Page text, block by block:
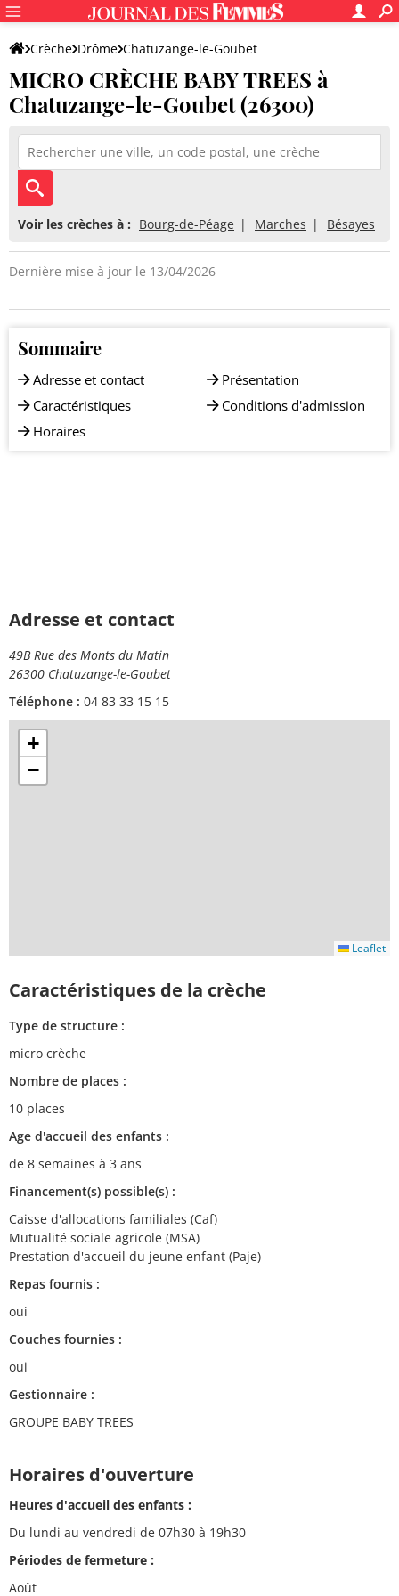
Crèche Drôme Chatuzange-le-Goubet
MICRO CRÈCHE BABY TREES
MICRO CRÈCHE BABY TREES à
Chatuzange-le-Goubet (26300)
Voir les crèches à : Bourg-de-Péage Marches Bésayes
Dernière mise à jour le 13/04/2026
Sommaire
Adresse et contact
Caractéristiques
Horaires
Présentation
Conditions d'admission
Adresse et contact
49B Rue des Monts du Matin
26300 Chatuzange-le-Goubet
Téléphone : 04 83 33 15 15
+
−
Leaflet
Caractéristiques de la crèche
Type de structure :
micro crèche
Nombre de places :
10 places
Age d'accueil des enfants :
de 8 semaines à 3 ans
Financement(s) possible(s) :
Caisse d'allocations familiales (Caf)
Mutualité sociale agricole (MSA)
Prestation d'accueil du jeune enfant (Paje)
Repas fournis :
oui
Couches fournies :
oui
Gestionnaire :
GROUPE BABY TREES
Horaires d'ouverture
Heures d'accueil des enfants :
Du lundi au vendredi de 07h30 à 19h30
Périodes de fermeture :
Août